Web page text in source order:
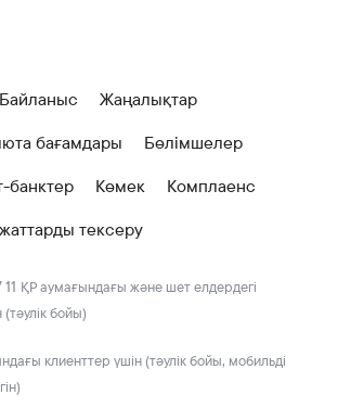
Байланыс
Жаңалықтар
бағамдары
Бөлімшелер
банктер
Көмек
Комплаенс
тексеру
ҚР аумағындағы және шет елдердегі
бойы)
клиенттер үшін (тәулік бойы, мобильді